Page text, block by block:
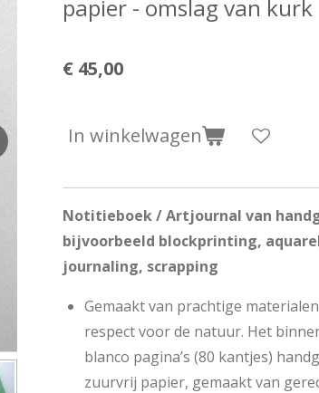
papier - omslag van kurk
€ 45,00
In winkelwagen
Notitieboek / Artjournal van
bijvoorbeeld blockprinting,
journaling, scrapping
Gemaakt van prachtige
respect voor de natuur. Het
blanco pagina’s (80 kantjes)
zuurvrij papier, gemaakt van